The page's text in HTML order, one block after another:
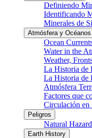
Definiendo
Identificando
Minerales de
Atmósfera y Océanos
Ocean
Water in the
Weather,
La Historia de
La Historia de
Atmósfera
Factores que
Circulación en
Peligros
Natural
Earth History